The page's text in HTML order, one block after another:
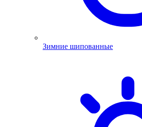
Зимние шипованные